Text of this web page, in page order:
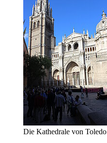
Die Kathedrale von Toledo